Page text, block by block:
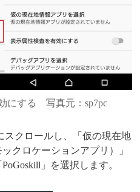
にする 写真元：sp7pc
スクロールし、「仮の現在地
クロケーションアプリ）」
」を選択します。